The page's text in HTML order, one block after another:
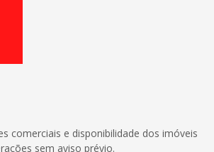
comerciais e disponibilidade dos imóveis
sem aviso prévio.